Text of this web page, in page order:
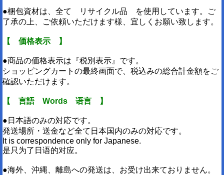
●梱包資材は、全て リサイクル品 を使用しています。ご
了承の上、ご依頼いただけます様、宜しくお願い致します。
【 価格表示 】
●商品の価格表示は『税別表示』です。
ショッピングカートの最終画面で、税込みの総合計金額をご
確認いただけます。
【 言語 Words 语言 】
●日本語のみの対応です。
発送場所・送金など全て日本国内のみの対応です。
It is correspondence only for Japanese.
是只为了日语的对应。
●海外、沖縄、離島への発送は、お受け出来ておりません。